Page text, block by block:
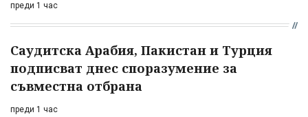
преди 1 час
Саудитска Арабия, Пакистан и Турция
подписват днес споразумение за
съвместна отбрана
преди 1 час